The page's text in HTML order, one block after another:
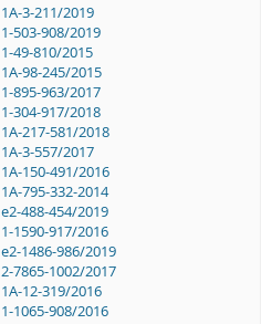
1A-3-211/2019
1-503-908/2019
1-49-810/2015
1A-98-245/2015
1-895-963/2017
1-304-917/2018
1A-217-581/2018
1A-3-557/2017
1A-150-491/2016
1A-795-332-2014
e2-488-454/2019
1-1590-917/2016
e2-1486-986/2019
2-7865-1002/2017
1A-12-319/2016
1-1065-908/2016